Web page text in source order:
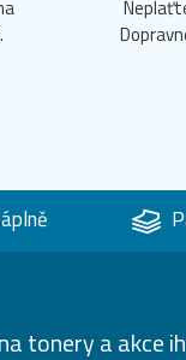
tonery a akce